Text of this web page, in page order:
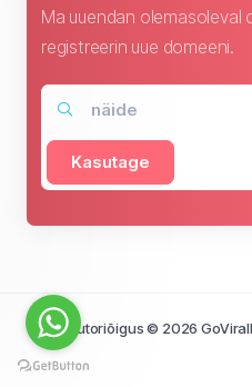
Ma uuendan olemasoleval
registreerin uue domeeni.
Kasutage
Autoriõigus © 2026